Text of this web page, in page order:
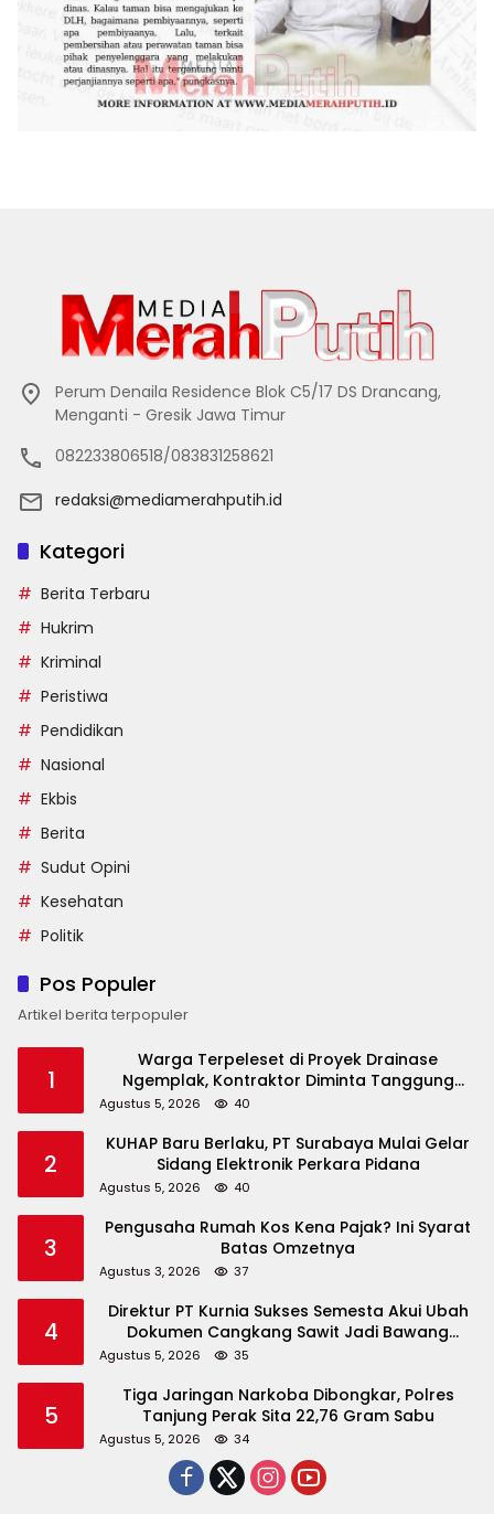
Perum Denaila Residence Blok C5/17 DS Drancang,
Menganti - Gresik Jawa Timur
082233806518/083831258621
redaksi@mediamerahputih.id
Kategori
Berita Terbaru
Hukrim
Kriminal
Peristiwa
Pendidikan
Nasional
Ekbis
Berita
Sudut Opini
Kesehatan
Politik
Pos Populer
Artikel berita terpopuler
1
Warga Terpeleset di Proyek Drainase
Ngemplak, Kontraktor Diminta Tanggung
Biaya Korban
Agustus 5, 2026 40
2
KUHAP Baru Berlaku, PT Surabaya Mulai Gelar
Sidang Elektronik Perkara Pidana
Agustus 5, 2026 40
3
Pengusaha Rumah Kos Kena Pajak? Ini Syarat
Batas Omzetnya
Agustus 3, 2026 37
4
Direktur PT Kurnia Sukses Semesta Akui Ubah
Dokumen Cangkang Sawit Jadi Bawang
Agustus 5, 2026 35
5
Tiga Jaringan Narkoba Dibongkar, Polres
Tanjung Perak Sita 22,76 Gram Sabu
Agustus 5, 2026 34